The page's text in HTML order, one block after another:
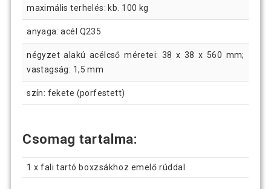
maximális terhelés: kb. 100 kg
anyaga: acél Q235
négyzet alakú acélcső méretei: 38 x 38 x 560 mm;
vastagság: 1,5 mm
szín: fekete (porfestett)
Csomag tartalma:
1 x fali tartó boxzsákhoz emelő rúddal